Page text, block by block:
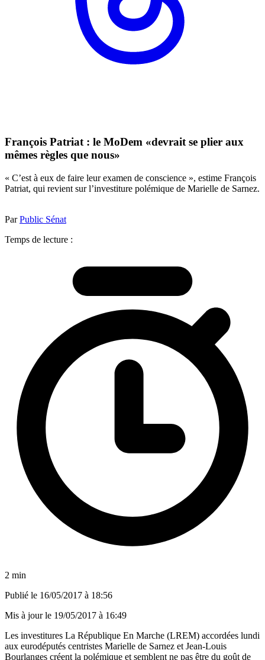
François Patriat : le MoDem «devrait se plier aux
mêmes règles que nous»
« C’est à eux de faire leur examen de conscience », estime François
Patriat, qui revient sur l’investiture polémique de Marielle de Sarnez.
ParPublic Sénat
Temps de lecture :
2 min
Publié le 16/05/2017 à 18:56
Mis à jour le 19/05/2017 à 16:49
Les investitures La République En Marche (LREM) accordées lundi
aux eurodéputés centristes Marielle de Sarnez et Jean-Louis
Bourlanges créent la polémique et semblent ne pas être du goût de